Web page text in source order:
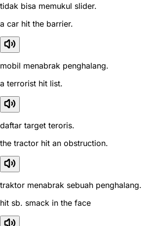
tidak bisa memukul slider.
a car hit the barrier.
mobil menabrak penghalang.
a terrorist hit list.
daftar target teroris.
the tractor hit an obstruction.
traktor menabrak sebuah penghalang.
hit sb. smack in the face